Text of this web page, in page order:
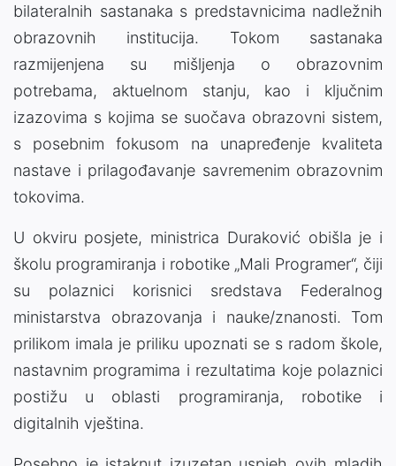
bilateralnih sastanaka s predstavnicima nadležnih
obrazovnih institucija. Tokom sastanaka
razmijenjena su mišljenja o obrazovnim
potrebama, aktuelnom stanju, kao i ključnim
izazovima s kojima se suočava obrazovni sistem,
s posebnim fokusom na unapređenje kvaliteta
nastave i prilagođavanje savremenim obrazovnim
tokovima.
U okviru posjete, ministrica Duraković obišla je i
školu programiranja i robotike „Mali Programer“, čiji
su polaznici korisnici sredstava Federalnog
ministarstva obrazovanja i nauke/znanosti. Tom
prilikom imala je priliku upoznati se s radom škole,
nastavnim programima i rezultatima koje polaznici
postižu u oblasti programiranja, robotike i
digitalnih vještina.